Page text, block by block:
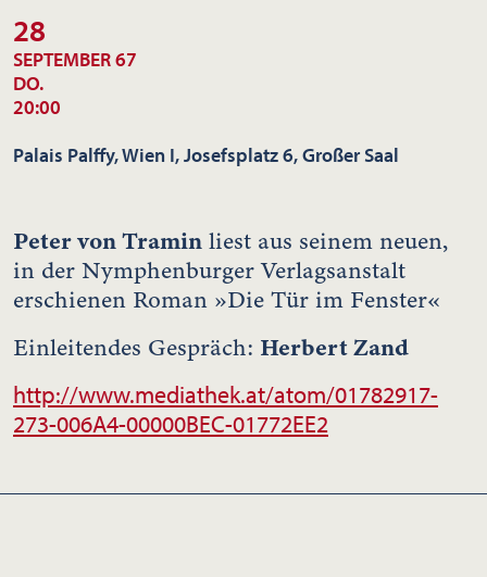
28
SEPTEMBER 67
DO.
20:00
Palais Palffy, Wien I, Josefsplatz 6, Großer Saal
Peter von Tramin liest aus seinem neuen,
in der Nymphenburger Verlagsanstalt
erschienen Roman »Die Tür im Fenster«
Einleitendes Gespräch: Herbert Zand
http://www.mediathek.at/atom/01782917-
273-006A4-00000BEC-01772EE2